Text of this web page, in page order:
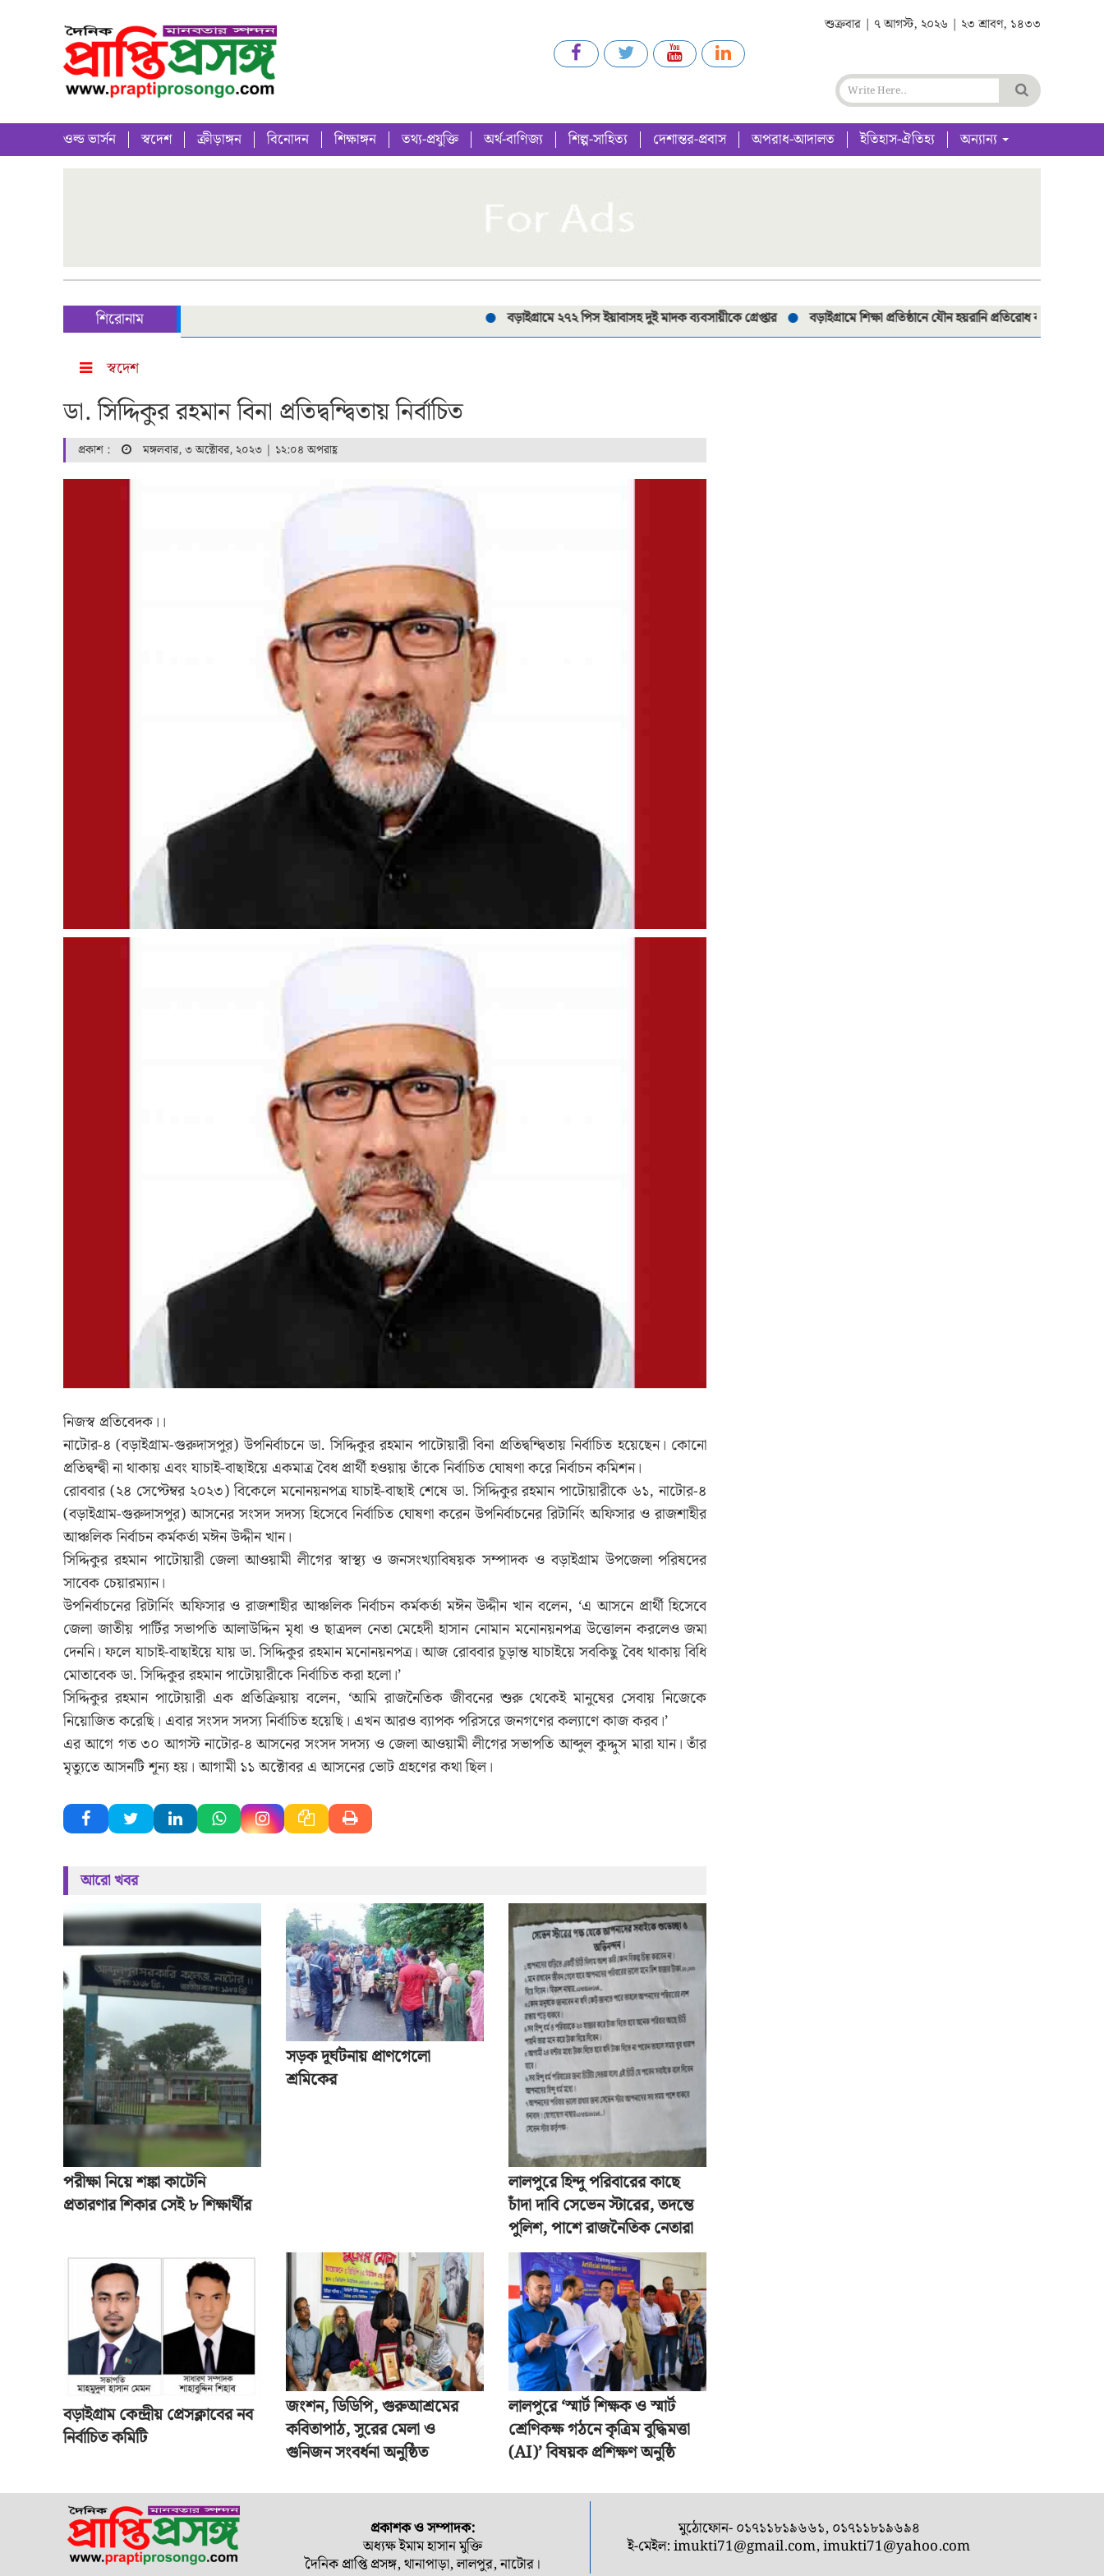
শুক্রবার | ৭ আগস্ট, ২০২৬ | ২৩ শ্রাবণ, ১৪৩৩
ওল্ড ভার্সন স্বদেশ ক্রীড়াঙ্গন বিনোদন শিক্ষাঙ্গন তথ্য-প্রযুক্তি অর্থ-বাণিজ্য শিল্প-সাহিত্য দেশান্তর-প্রবাস অপরাধ-আদালত ইতিহাস-ঐতিহ্য অন্যান্য
শিরোনাম বড়াইগ্রামে ২৭২ পিস ইয়াবাসহ দুই মাদক ব্যবসায়ীকে গ্রেপ্তার বড়াইগ্রামে শিক্ষা প্রতিষ্ঠানে যৌন হয়রানি প্রতিরোধ কমিটি পুনর্গঠনে
স্বদেশ
ডা. সিদ্দিকুর রহমান বিনা প্রতিদ্বন্দ্বিতায় নির্বাচিত
প্রকাশ : মঙ্গলবার, ৩ অক্টোবর, ২০২৩ | ১২:০৪ অপরাহ্ণ
নিজস্ব প্রতিবেদক।।
নাটোর-৪ (বড়াইগ্রাম-গুরুদাসপুর) উপনির্বাচনে ডা. সিদ্দিকুর রহমান পাটোয়ারী বিনা প্রতিদ্বন্দ্বিতায় নির্বাচিত হয়েছেন। কোনো
প্রতিদ্বন্দ্বী না থাকায় এবং যাচাই-বাছাইয়ে একমাত্র বৈধ প্রার্থী হওয়ায় তাঁকে নির্বাচিত ঘোষণা করে নির্বাচন কমিশন।
রোববার (২৪ সেপ্টেম্বর ২০২৩) বিকেলে মনোনয়নপত্র যাচাই-বাছাই শেষে ডা. সিদ্দিকুর রহমান পাটোয়ারীকে ৬১, নাটোর-৪
(বড়াইগ্রাম-গুরুদাসপুর) আসনের সংসদ সদস্য হিসেবে নির্বাচিত ঘোষণা করেন উপনির্বাচনের রিটার্নিং অফিসার ও রাজশাহীর
আঞ্চলিক নির্বাচন কর্মকর্তা মঈন উদ্দীন খান।
সিদ্দিকুর রহমান পাটোয়ারী জেলা আওয়ামী লীগের স্বাস্থ্য ও জনসংখ্যাবিষয়ক সম্পাদক ও বড়াইগ্রাম উপজেলা পরিষদের
সাবেক চেয়ারম্যান।
উপনির্বাচনের রিটার্নিং অফিসার ও রাজশাহীর আঞ্চলিক নির্বাচন কর্মকর্তা মঈন উদ্দীন খান বলেন, ‘এ আসনে প্রার্থী হিসেবে
জেলা জাতীয় পার্টির সভাপতি আলাউদ্দিন মৃধা ও ছাত্রদল নেতা মেহেদী হাসান নোমান মনোনয়নপত্র উত্তোলন করলেও জমা
দেননি। ফলে যাচাই-বাছাইয়ে যায় ডা. সিদ্দিকুর রহমান মনোনয়নপত্র। আজ রোববার চূড়ান্ত যাচাইয়ে সবকিছু বৈধ থাকায় বিধি
মোতাবেক ডা. সিদ্দিকুর রহমান পাটোয়ারীকে নির্বাচিত করা হলো।’
সিদ্দিকুর রহমান পাটোয়ারী এক প্রতিক্রিয়ায় বলেন, ‘আমি রাজনৈতিক জীবনের শুরু থেকেই মানুষের সেবায় নিজেকে
নিয়োজিত করেছি। এবার সংসদ সদস্য নির্বাচিত হয়েছি। এখন আরও ব্যাপক পরিসরে জনগণের কল্যাণে কাজ করব।’
এর আগে গত ৩০ আগস্ট নাটোর-৪ আসনের সংসদ সদস্য ও জেলা আওয়ামী লীগের সভাপতি আব্দুল কুদ্দুস মারা যান। তাঁর
মৃত্যুতে আসনটি শূন্য হয়। আগামী ১১ অক্টোবর এ আসনের ভোট গ্রহণের কথা ছিল।
আরো খবর
পরীক্ষা নিয়ে শঙ্কা কাটেনি
প্রতারণার শিকার সেই ৮ শিক্ষার্থীর
সড়ক দূর্ঘটনায় প্রাণগেলো
শ্রমিকের
লালপুরে হিন্দু পরিবারের কাছে
চাঁদা দাবি সেভেন স্টারের, তদন্তে
পুলিশ, পাশে রাজনৈতিক নেতারা
বড়াইগ্রাম কেন্দ্রীয় প্রেসক্লাবের নব
নির্বাচিত কমিটি
জংশন, ডিডিপি, গুরুআশ্রমের
কবিতাপাঠ, সুরের মেলা ও
গুনিজন সংবর্ধনা অনুষ্ঠিত
লালপুরে ‘স্মার্ট শিক্ষক ও স্মার্ট
শ্রেণিকক্ষ গঠনে কৃত্রিম বুদ্ধিমত্তা
(AI)’ বিষয়ক প্রশিক্ষণ অনুষ্ঠি
প্রকাশক ও সম্পাদক:
অধ্যক্ষ ইমাম হাসান মুক্তি
দৈনিক প্রাপ্তি প্রসঙ্গ, থানাপাড়া, লালপুর, নাটোর।
মুঠোফোন- ০১৭১১৮১৯৬৬১, ০১৭১১৮১৯৬৯৪
ই-মেইল:imukti71@gmail.com,imukti71@yahoo.com